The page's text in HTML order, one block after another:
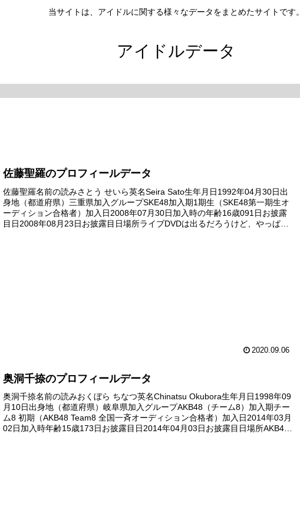
当サイトは、アイドルに関する様々なデータをまとめたサイトです。
アイドルデータ
佐藤聖羅のプロフィールデータ
佐藤聖羅名前の読みさとう せいら英名Seira Sato生年月日1992年04月30日出
身地（都道府県）三重県加入グループSKE48加入期1期生（SKE48第一期生オ
ーディション合格者）加入日2008年07月30日加入時の年齢16歳091日お披露
目日2008年08月23日お披露目日場所ライブDVDは出るだろうけど、やっぱり
2020.09.06
奥洞千捺のプロフィールデータ
奥洞千捺名前の読みおくぼら ちなつ英名Chinatsu Okubora生年月日1998年09
月10日出身地（都道府県）岐阜県加入グループAKB48（チーム8）加入期チー
ム8 初期（AKB48 Team8 全国一斉オーディション合格者）加入日2014年03月
02日加入時年齢15歳173日お披露目日2014年04月03日お披露目日場所AKB48